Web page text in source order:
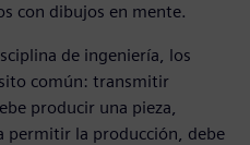
con dibujos en mente.
de ingeniería, los
común: transmitir
producir una pieza,
permitir la producción, debe